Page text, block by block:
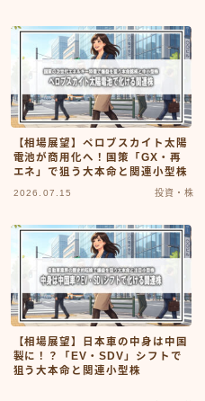
【相場展望】ペロブスカイト太陽
電池が商用化へ！国策「GX・再
エネ」で狙う大本命と関連小型株
2026.07.15 投資・株
【相場展望】日本車の中身は中国
製に！？「EV・SDV」シフトで
狙う大本命と関連小型株